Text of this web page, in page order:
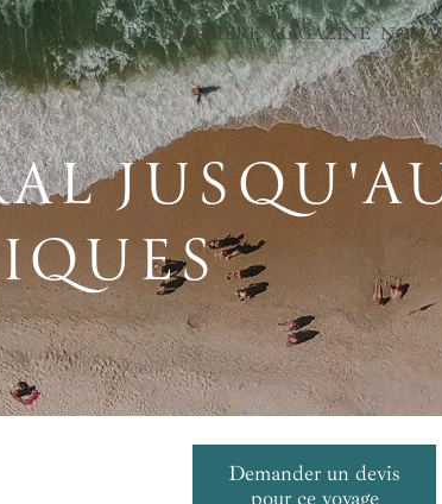
SAVOIR-FAIRE CROISIÈRE MAGAZINE NOS
Demander un devis
pour ce voyage